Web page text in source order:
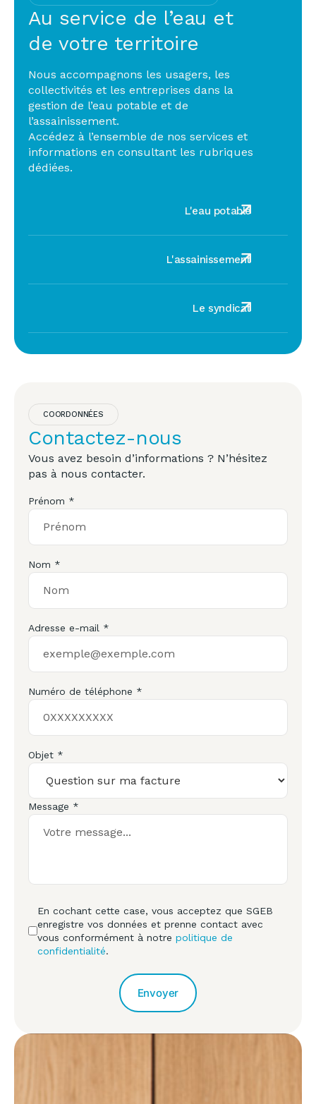
Au service de l’eau et
de votre territoire
Nous accompagnons les usagers, les
collectivités et les entreprises dans la
gestion de l’eau potable et de
l’assainissement.
Accédez à l’ensemble de nos services et
informations en consultant les rubriques
dédiées.
L'eau potable
L'assainissement
Le syndicat
COORDONNÉES
Contactez-nous
Vous avez besoin d’informations ? N’hésitez
pas à nous contacter.
Prénom *
Nom *
Adresse e-mail *
Numéro de téléphone *
Objet *
Message *
En cochant cette case, vous acceptez que SGEB
enregistre vos données et prenne contact avec
vous conformément à notre politique de
confidentialité.